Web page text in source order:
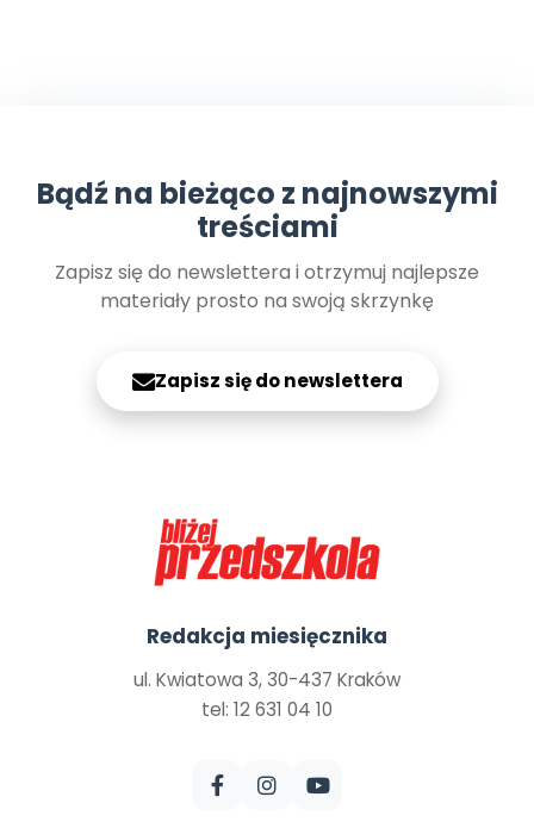
Bądź na bieżąco z najnowszymi
treściami
Zapisz się do newslettera i otrzymuj najlepsze
materiały prosto na swoją skrzynkę
Zapisz się do newslettera
Redakcja miesięcznika
ul. Kwiatowa 3, 30-437 Kraków
tel: 12 631 04 10